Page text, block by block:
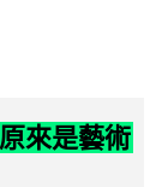
來是藝術